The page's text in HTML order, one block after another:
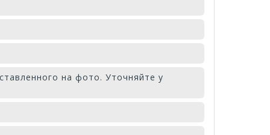
на фото. Уточняйте у